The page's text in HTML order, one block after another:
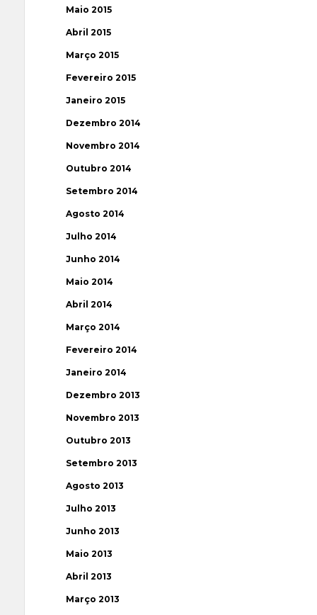
Maio 2015
Abril 2015
Março 2015
Fevereiro 2015
Janeiro 2015
Dezembro 2014
Novembro 2014
Outubro 2014
Setembro 2014
Agosto 2014
Julho 2014
Junho 2014
Maio 2014
Abril 2014
Março 2014
Fevereiro 2014
Janeiro 2014
Dezembro 2013
Novembro 2013
Outubro 2013
Setembro 2013
Agosto 2013
Julho 2013
Junho 2013
Maio 2013
Abril 2013
Março 2013